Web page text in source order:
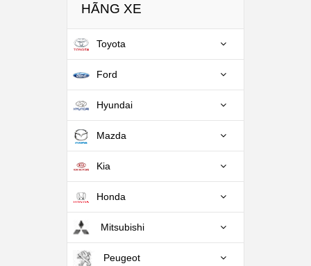
HÃNG XE
Toyota
Ford
Hyundai
Mazda
Kia
Honda
Mitsubishi
Peugeot